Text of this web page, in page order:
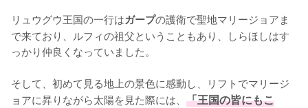
リュウグウ王国の一行はガープの護衛で聖地マリージョアま
で来ており、ルフィの祖父ということもあり、しらほしはす
っかり仲良くなっていました。
そして、初めて見る地上の景色に感動し、リフトでマリージ
ョアに昇りながら太陽を見た際には、 「王国の皆にもこ